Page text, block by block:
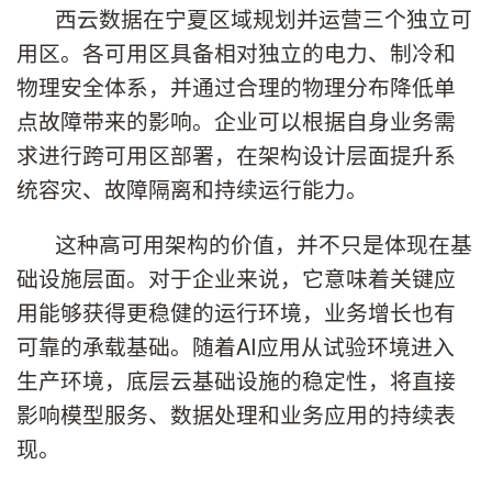
西云数据在宁夏区域规划并运营三个独立可
用区。各可用区具备相对独立的电力、制冷和
物理安全体系，并通过合理的物理分布降低单
点故障带来的影响。企业可以根据自身业务需
求进行跨可用区部署，在架构设计层面提升系
统容灾、故障隔离和持续运行能力。
这种高可用架构的价值，并不只是体现在基
础设施层面。对于企业来说，它意味着关键应
用能够获得更稳健的运行环境，业务增长也有
可靠的承载基础。随着AI应用从试验环境进入
生产环境，底层云基础设施的稳定性，将直接
影响模型服务、数据处理和业务应用的持续表
现。